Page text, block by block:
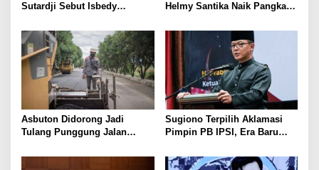
Sutardji Sebut Isbedy
Kualitas
Helmy Santika Naik Pangkat
Perwira Tinggi Polri yang
Meraih Bintang Tiga, Pernah
Ungkap Jaringan Fredy
Pratama hingga Tangani
Sejumlah Kasus Nasional
Asbuton Didorong Jadi
Tulang Punggung Jalan
Ketergantungan Aspal Impor
Sugiono Terpilih Aklamasi
Pimpin PB IPSI, Era Baru
Olimpiade